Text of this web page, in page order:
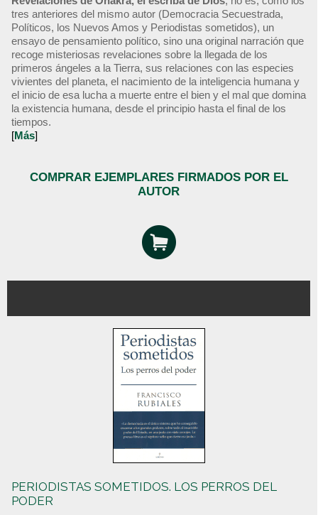
tres anteriores del mismo autor (Democracia Secuestrada,
Políticos, los Nuevos Amos y Periodistas sometidos), un
ensayo de pensamiento político, sino una original narración que
recoge misteriosas revelaciones sobre la llegada de los
primeros ángeles a la Tierra, sus relaciones con las especies
vivientes del planeta, el nacimiento de la inteligencia humana y
el inicio de esa lucha a muerte entre el bien y el mal que domina
la existencia humana, desde el principio hasta el final de los
tiempos.
[Más]
COMPRAR EJEMPLARES FIRMADOS POR EL
AUTOR
PERIODISTAS SOMETIDOS. LOS PERROS DEL
PODER